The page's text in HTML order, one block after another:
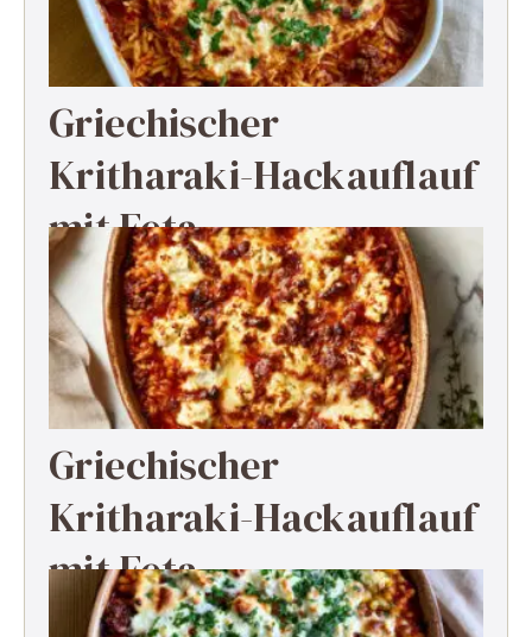
Griechischer
Kritharaki-Hackauflauf
mit Feta
Griechischer
Kritharaki-Hackauflauf
mit Feta